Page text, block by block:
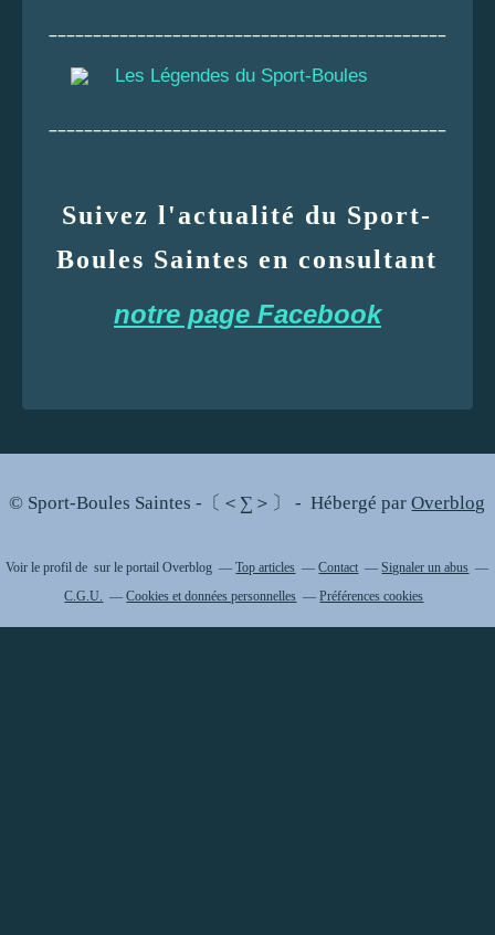
Les Légendes du Sport-Boules
Suivez l'actualité du Sport-
Boules Saintes en consultant
notre page Facebook
© Sport-Boules Saintes -〔＜∑＞〕 - Hébergé parOverblog
Voir le profil de sur le portail Overblog Top articles Contact
Signaler un abus
C.G.U.
Cookies et données personnelles Préférences cookies